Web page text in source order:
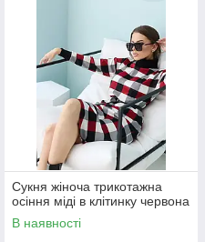
Сукня жіноча трикотажна
осіння міді в клітинку червона
В наявності